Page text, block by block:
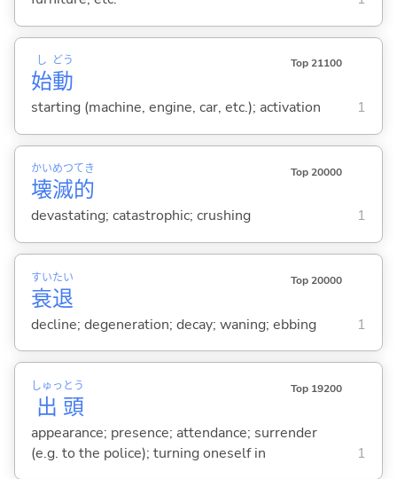
始
し
動
どう Top 21100
starting (machine, engine, car, etc.); activation 1
壊
かい
滅
めつ
的
てき Top 20000
devastating; catastrophic; crushing 1
衰
すい
退
たい Top 20000
decline; degeneration; decay; waning; ebbing 1
出
しゅっ
頭
とう Top 19200
appearance; presence; attendance; surrender
(e.g. to the police); turning oneself in
1